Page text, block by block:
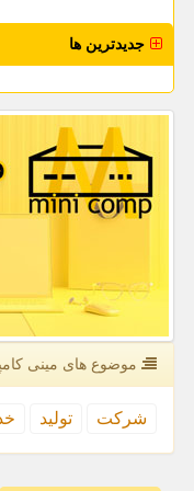
جدیدترین ها
موضوع های مینی
شركت تولید